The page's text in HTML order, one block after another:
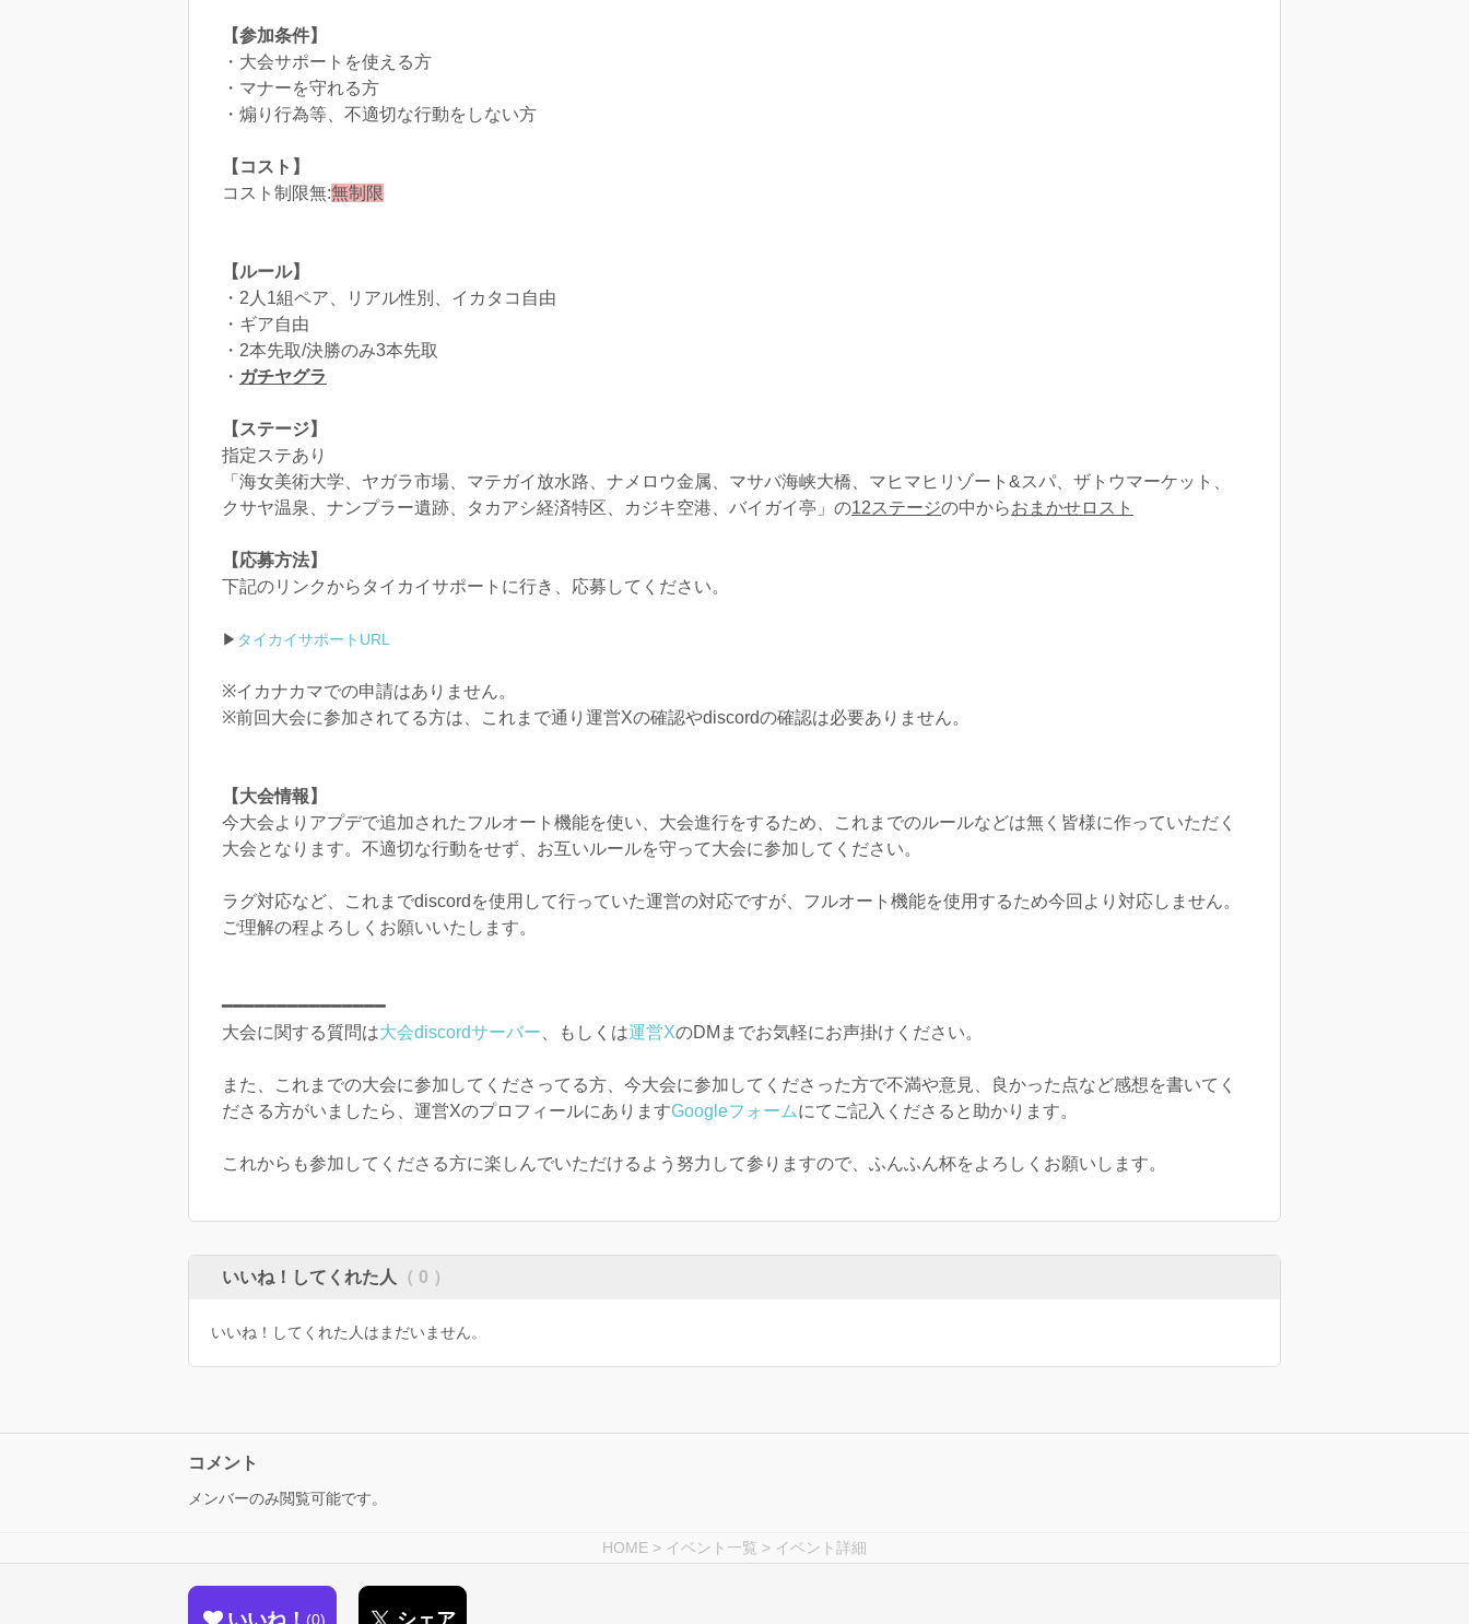
【参加条件】
・大会サポートを使える方
・マナーを守れる方
・煽り行為等、不適切な行動をしない方
【コスト】
コスト制限無:無制限
【ルール】
・2人1組ペア、リアル性別、イカタコ自由
・ギア自由
・2本先取/決勝のみ3本先取
・ ガチヤグラ
【ステージ】
指定ステあり
「海女美術大学、ヤガラ市場、マテガイ放水路、ナメロウ金属、マサバ海峡大橋、マヒマヒリゾート&スパ、ザトウマーケット、
クサヤ温泉、ナンプラー遺跡、タカアシ経済特区、カジキ空港、バイガイ亭」の12ステージの中からおまかせロスト
【応募方法】
下記のリンクからタイカイサポートに行き、応募してください。
▶︎ タイカイサポートURL
※イカナカマでの申請はありません。
※前回大会に参加されてる方は、これまで通り運営Xの確認やdiscordの確認は必要ありません。
【大会情報】
今大会よりアプデで追加されたフルオート機能を使い、大会進行をするため、これまでのルールなどは無く皆様に作っていただく
大会となります。不適切な行動をせず、お互いルールを守って大会に参加してください。
ラグ対応など、これまでdiscordを使用して行っていた運営の対応ですが、フルオート機能を使用するため今回より対応しません。
ご理解の程よろしくお願いいたします。
━━━━━━━━━━━━━━━
大会に関する質問は大会discordサーバー 、もしくは運営XのDMまでお気軽にお声掛けください。
また、これまでの大会に参加してくださってる方、今大会に参加してくださった方で不満や意見、良かった点など感想を書いてく
ださる方がいましたら、運営XのプロフィールにありますGoogleフォームにてご記入くださると助かります。
これからも参加してくださる方に楽しんでいただけるよう努力して参りますので、ふんふん杯をよろしくお願いします。
いいね！してくれた人 （ 0 ）
いいね！してくれた人はまだいません。
コメント
メンバーのみ閲覧可能です。
HOME > イベント一覧 > イベント詳細
いいね！ 0 シェア